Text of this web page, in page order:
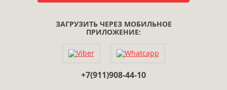
ЗАГРУЗИТЬ ЧЕРЕЗ МОБИЛЬНОЕ
ПРИЛОЖЕНИЕ:
+7(911)908-44-10